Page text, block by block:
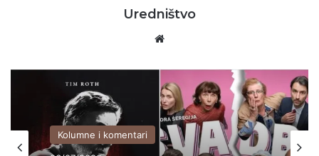
Uredništvo
Kolumne i komentari
04/07/2026